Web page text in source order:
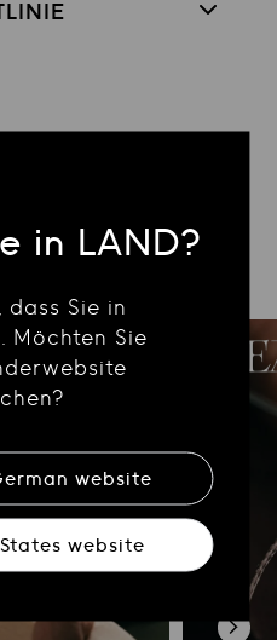
in LAND?
dass Sie in
Möchten Sie
website
website